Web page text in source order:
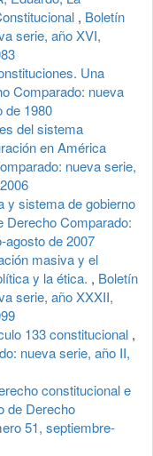
, Boletín
serie, año XVI,
Una
Comparado: nueva
de 1980
del sistema
en América
nueva serie,
y sistema de gobierno
Derecho Comparado:
agosto de 2007
masiva y el
y la ética. , Boletín
serie, año XXXII,
133 constitucional ,
nueva serie, año II,
constitucional e
de Derecho
51, septiembre-